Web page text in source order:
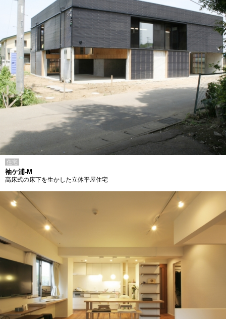
住宅
袖ケ浦-M
高床式の床下を生かした立体平屋住宅